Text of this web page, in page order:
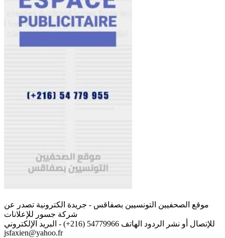
موقع الصحفيين التونسيين بصفاقس - جريدة الكترونية تصدر عن
شركة جسور للإعلانات
للإتصال أو نشر الردود الهاتف 54779966 (216+) - البريد الإلكتروني
jsfaxien@yahoo.fr